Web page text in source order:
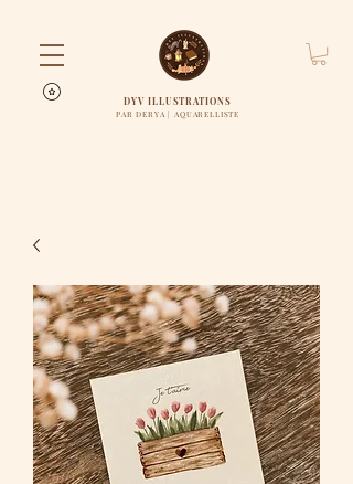
DYV ILLUSTRATIONS
PAR DERYA | AQUARELLISTE